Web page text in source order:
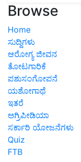
Browse
Home
ಸುದ್ದಿಗಳು
ಆರೋಗ್ಯ ಜೀವನ
ತೋಟಗಾರಿಕೆ
ಪಶುಸಂಗೋಪನೆ
ಯಶೋಗಾಥೆ
ಇತರೆ
ಅಗ್ರಿಪೀಡಿಯಾ
ಸರ್ಕಾರಿ ಯೋಜನೆಗಳು
Quiz
FTB